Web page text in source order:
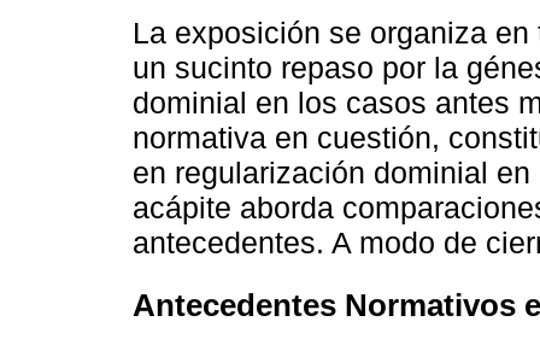
La exposición se organiza
un sucinto repaso por la
dominial en los casos antes
normativa en cuestión,
en regularización dominial
acápite aborda
antecedentes. A modo de
Antecedentes Normativos